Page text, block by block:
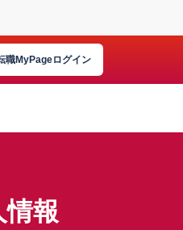
職MyPageログイン
報